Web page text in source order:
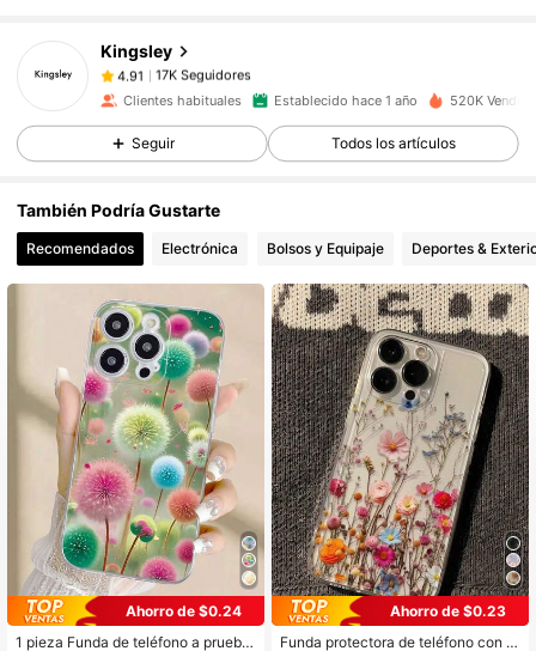
Kingsley
4.91
17K Seguidores
l***2 pagóHace 21 horas
4.91 17K Seguidores
4.91 17K Seguidores
4.91 17K Seguidores
4.91 17K Seguidores
4.91 17K Seguidores
4.91 17K Seguidores
4.91 17K Seguidores
Clientes habituales Establecido hace 1 año 520K
Seguir Todos los artículos
También Podría Gustarte
Recomendados Electrónica Bolsos y Equipaje Deportes &
Ahorro de $0.24
1 pieza Funda de teléfono a prueba
Ahorro de $0.23
Funda protectora de teléfono con e